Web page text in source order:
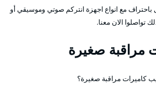
باحتراف مع انواع اجهزة انتركم صوتي وموسيقي أو
تواصلوا الان معنا.
مراقبة صغيرة
كاميرات مراقبة صغيرة؟